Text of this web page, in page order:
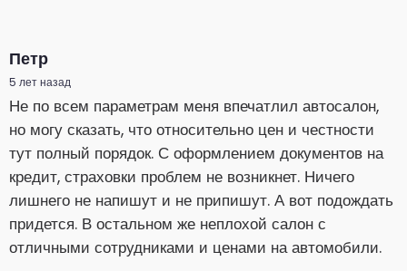
Петр
5 лет назад
Не по всем параметрам меня впечатлил автосалон,
но могу сказать, что относительно цен и честности
тут полный порядок. С оформлением документов на
кредит, страховки проблем не возникнет. Ничего
лишнего не напишут и не припишут. А вот подождать
придется. В остальном же неплохой салон с
отличными сотрудниками и ценами на автомобили.